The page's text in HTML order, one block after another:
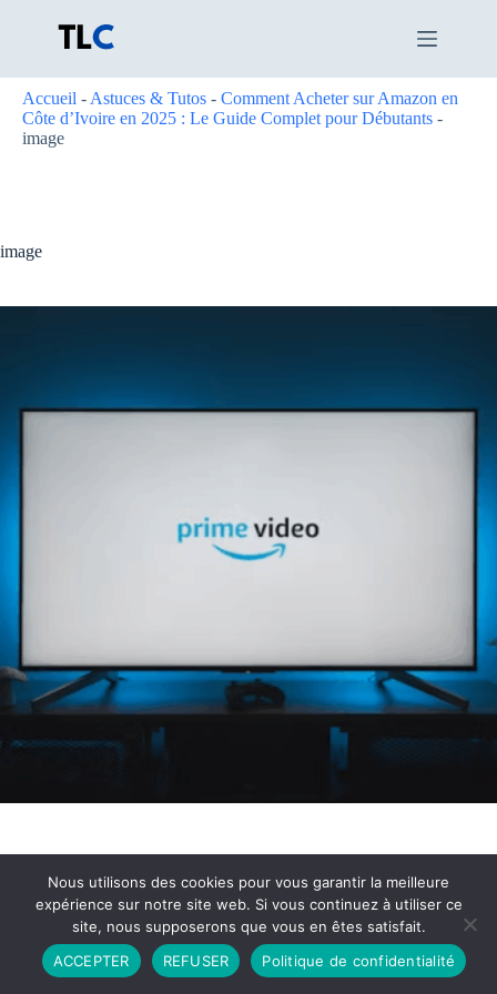
Accueil - Astuces & Tutos - Comment Acheter sur Amazon en
Côte d’Ivoire en 2025 : Le Guide Complet pour Débutants -
image
image
Partenariat Contact
Politique de Confidentialité
CGU
Copyright © 2026 - Propulsé par DIEUDUDIABLE
Nous utilisons des cookies pour vous garantir la meilleure
expérience sur notre site web. Si vous continuez à utiliser ce
site, nous supposerons que vous en êtes satisfait.
ACCEPTER
REFUSER Politique de confidentialité